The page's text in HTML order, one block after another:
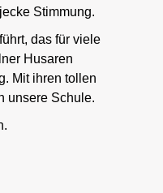
Stimmung.
das für viele
Husaren
Mit ihren tollen
unsere Schule.